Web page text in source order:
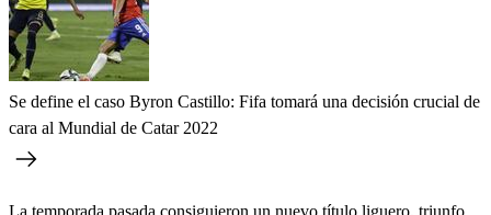
Se define el caso Byron Castillo: Fifa tomará una decisión crucial de
cara al Mundial de Catar 2022
La temporada pasada consiguieron un nuevo título liguero, triunfo